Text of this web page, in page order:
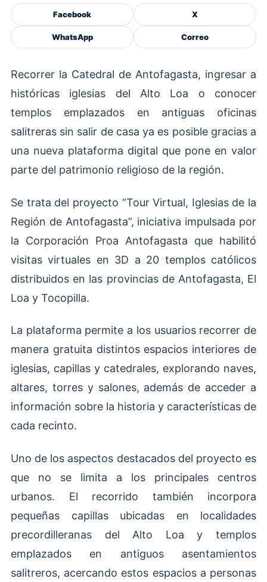
Facebook X
WhatsApp Correo
Recorrer la Catedral de Antofagasta, ingresar a
históricas iglesias del Alto Loa o conocer
templos emplazados en antiguas oficinas
salitreras sin salir de casa ya es posible gracias a
una nueva plataforma digital que pone en valor
parte del patrimonio religioso de la región.
Se trata del proyecto “Tour Virtual, Iglesias de la
Región de Antofagasta”, iniciativa impulsada por
la Corporación Proa Antofagasta que habilitó
visitas virtuales en 3D a 20 templos católicos
distribuidos en las provincias de Antofagasta, El
Loa y Tocopilla.
La plataforma permite a los usuarios recorrer de
manera gratuita distintos espacios interiores de
iglesias, capillas y catedrales, explorando naves,
altares, torres y salones, además de acceder a
información sobre la historia y características de
cada recinto.
Uno de los aspectos destacados del proyecto es
que no se limita a los principales centros
urbanos. El recorrido también incorpora
pequeñas capillas ubicadas en localidades
precordilleranas del Alto Loa y templos
emplazados en antiguos asentamientos
salitreros, acercando estos espacios a personas